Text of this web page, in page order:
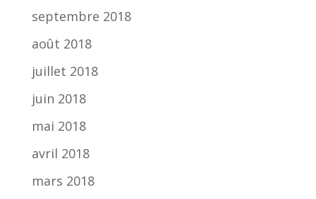
septembre 2018
août 2018
juillet 2018
juin 2018
mai 2018
avril 2018
mars 2018